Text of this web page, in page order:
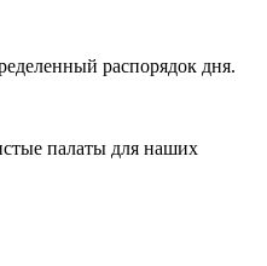
распорядок дня.
палаты для наших